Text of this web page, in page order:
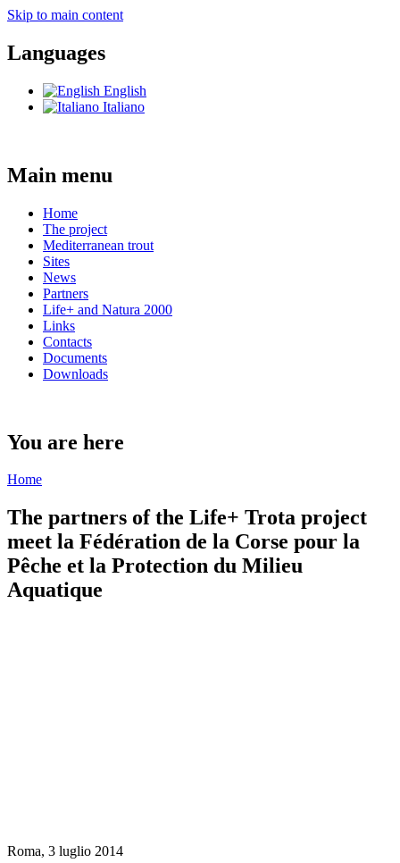
Skip to main content
Languages
English
Italiano
Main menu
Home
The project
Mediterranean trout
Sites
News
Partners
Life+ and Natura 2000
Links
Contacts
Documents
Downloads
You are here
Home
The partners of the Life+ Trota project
meet la Fédération de la Corse pour la
Pêche et la Protection du Milieu
Aquatique
Roma, 3 luglio 2014